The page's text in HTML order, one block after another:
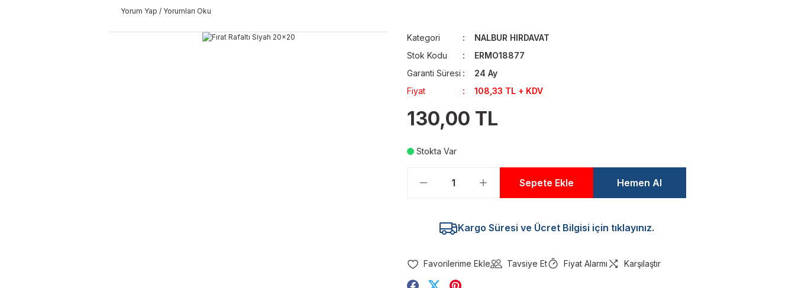
Yorum Yap / Yorumları Oku
Kategori
NALBUR HIRDAVAT
Stok Kodu
ERMO18877
Garanti Süresi
24 Ay
Fiyat
108,33 TL + KDV
130,00 TL
Stokta Var
Sepete Ekle Hemen Al
Kargo Süresi ve Ücret Bilgisi için tıklayınız.
Tavsiye Et Fiyat Alarmı Karşılaştır